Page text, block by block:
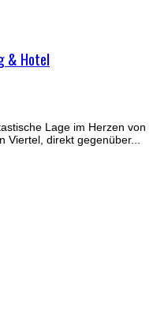
& Hotel
Lage im Herzen von
Viertel, direkt gegenüber...